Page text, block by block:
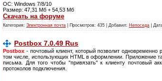
ОС: Windows 7/8/10
Размер: 47,31 Мб + 54,53 Мб
Скачать на форуме
Категория: Электронная почта | Просмотров: 435 | Добавил: Непоседа |
Postbox 7.0.49 Rus
Postbox - почтовый клиент, который позволит
том числе, использующих HTML в оформлении. Приложение
письма. Для того чтобы "привязать" к клиенту почтовый
протоколов подключения.